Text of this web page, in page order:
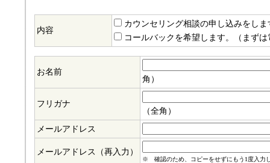
内容
カウンセリング相談の申し込みをし
コールバックを希望します。（まず
お名前
角）
フリガナ
（全角）
メールアドレス
メールアドレス（再入力）
※ 確認のため、コピーをせずにもう1度入力